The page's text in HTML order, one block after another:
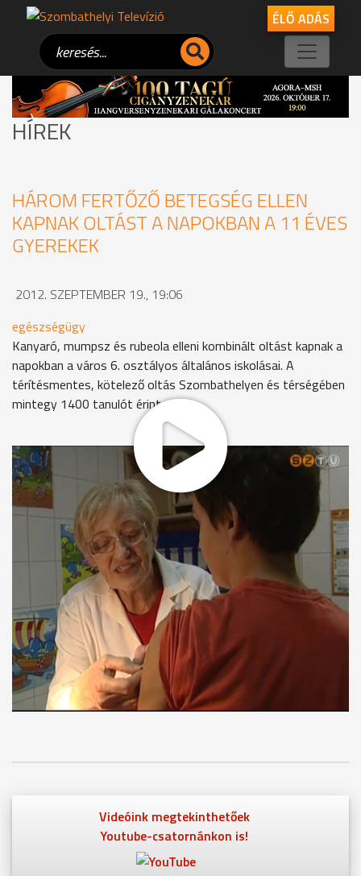
ÉLŐ ADÁS
HÍREK
HÁROM FERTŐZŐ BETEGSÉG ELLEN
KAPNAK OLTÁST A NAPOKBAN A 11 ÉVES
GYEREKEK
2012. SZEPTEMBER 19., 19:06
egészségügy
Kanyaró, mumpsz és rubeola elleni kombinált oltást kapnak a
napokban a város 6. osztályos általános iskolásai. A
térítésmentes, kötelező oltás Szombathelyen és térségében
mintegy 1400 tanulót érint.
Mivel az oltóanyag legyengített vírust tartalmaz, az oltást
követő második héten egy-két napig tartó láz és kiütés
kialakulhat. Az esetleges mellékhatásokról a szülők írásban
kaptak tájékoztatást. Októberben ugyanezt a korosztályt
diftéria, tetanusz és szamárköhögés elleni vakcinával oltják
MEGOSZTÁS
Videóink megtekinthetőek
Youtube-csatornánkon is!